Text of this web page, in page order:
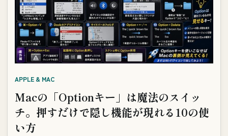
APPLE & MAC
Macの「Optionキー」は魔法のスイッ
チ。押すだけで隠し機能が現れる10の使
い方